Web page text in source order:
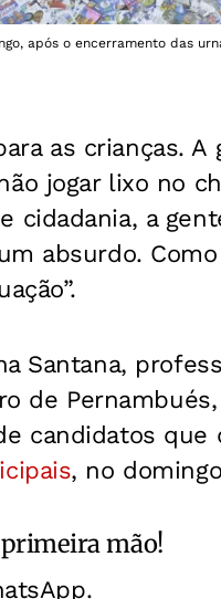
após o encerramento das
as crianças.
jogar lixo no
cidadania, a
absurdo.
Santana,
de
candidatos que
, no
mão!